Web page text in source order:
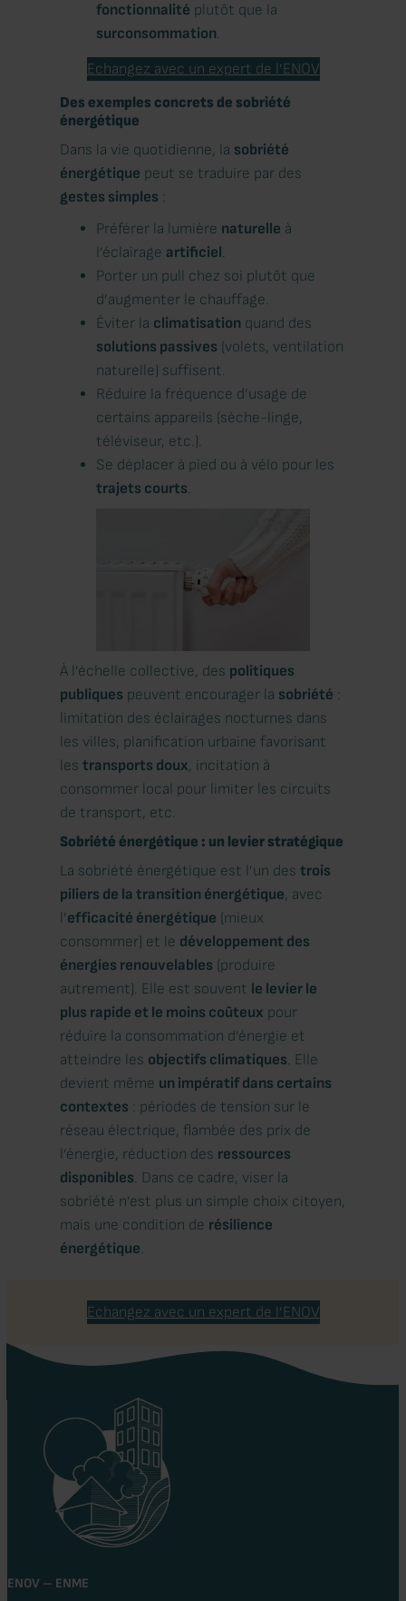
fonctionnalité plutôt que la
surconsommation.
Echangez avec un expert de l’ENOV
Des exemples concrets de sobriété
énergétique
Dans la vie quotidienne, la sobriété
énergétique peut se traduire par des
gestes simples :
Préférer la lumière naturelle à
l’éclairage artificiel.
Porter un pull chez soi plutôt que
d’augmenter le chauffage.
Éviter la climatisation quand des
solutions passives (volets, ventilation
naturelle) suffisent.
Réduire la fréquence d’usage de
certains appareils (sèche-linge,
téléviseur, etc.).
Se déplacer à pied ou à vélo pour les
trajets courts.
À l’échelle collective, des politiques
publiques peuvent encourager la sobriété :
limitation des éclairages nocturnes dans
les villes, planification urbaine favorisant
lestransports doux, incitation à
consommer local pour limiter les circuits
de transport, etc.
Sobriété énergétique : un levier stratégique
La sobriété énergétique est l’un destrois
piliers de la transition énergétique, avec
l’efficacité énergétique (mieux
consommer) et le développement des
énergies renouvelables (produire
autrement). Elle est souvent le levier le
plus rapide et le moins coûteux pour
réduire la consommation d’énergie et
atteindre les objectifs climatiques. Elle
devient même un impératif dans certains
contextes : périodes de tension sur le
réseau électrique, flambée des prix de
l’énergie, réduction des ressources
disponibles. Dans ce cadre, viser la
sobriété n’est plus un simple choix citoyen,
mais une condition de résilience
énergétique.
Echangez avec un expert de l’ENOV
ENOV – ENME